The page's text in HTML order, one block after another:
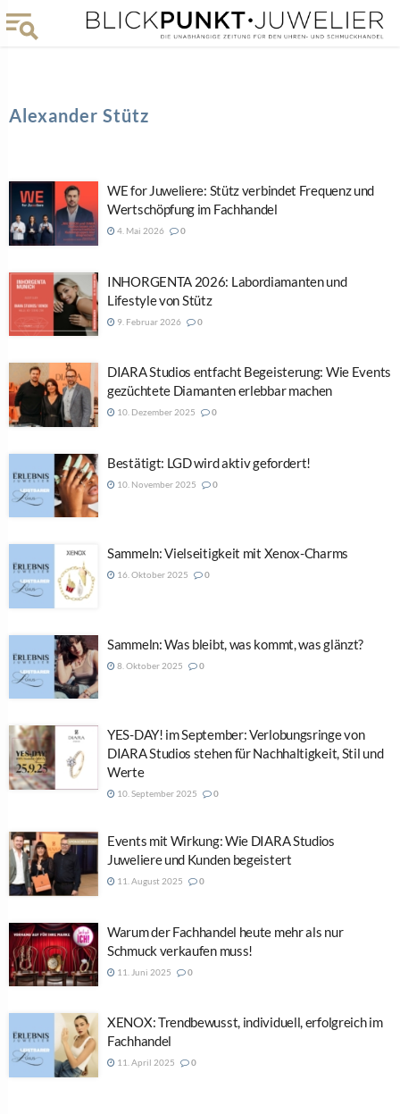
Alexander Stütz
WE for Juweliere: Stütz verbindet Frequenz und
Wertschöpfung im Fachhandel
4. Mai 2026 0
INHORGENTA 2026: Labordiamanten und
Lifestyle von Stütz
9. Februar 2026 0
DIARA Studios entfacht Begeisterung: Wie Events
gezüchtete Diamanten erlebbar machen
10. Dezember 2025 0
Bestätigt: LGD wird aktiv gefordert!
10. November 2025 0
Sammeln: Vielseitigkeit mit Xenox-Charms
16. Oktober 2025 0
Sammeln: Was bleibt, was kommt, was glänzt?
8. Oktober 2025 0
YES-DAY! im September: Verlobungsringe von
DIARA Studios stehen für Nachhaltigkeit, Stil und
Werte
10. September 2025 0
Events mit Wirkung: Wie DIARA Studios
Juweliere und Kunden begeistert
11. August 2025 0
Warum der Fachhandel heute mehr als nur
Schmuck verkaufen muss!
11. Juni 2025 0
XENOX: Trendbewusst, individuell, erfolgreich im
Fachhandel
11. April 2025 0